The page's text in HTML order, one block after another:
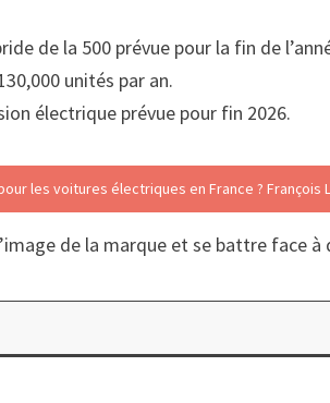
de la 500 prévue pour la fin de
unités par an.
électrique prévue pour fin 2026.
les voitures électriques en France ?
de la marque et se battre face